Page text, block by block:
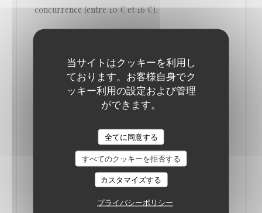
当サイトはクッキーを利用し
ております。お客様自身でク
ッキー利用の設定および管理
ができます。
全てに同意する
すべてのクッキーを拒否する
カスタマイズする
プライバシーポリシー
concurrence (entre 10 € et 16 €).
Amoureux du genre, vous ne serez pas déçus. Côté
viande, l'incontournable entrecôte irlandaise est un
must (24 €). Mais vous pouvez tout aussi bien vous
contenter d'un pain de viande et stoemp (16 €) ou
On vous recommande aussi le menu au rapport
qualité-prix parfaitement étudié (35 €) qui vous
laisse le choix entre 4 ou 5 entrées et autant de
plats, avant de terminer par un dessert à la carte